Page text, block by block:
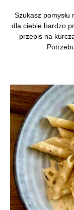
Szukasz
dla ciebie bardzo
przepis na